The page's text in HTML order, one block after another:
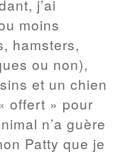
j’ai
moins
hamsters,
ou non),
et un chien
offert » pour
n’a guère
Patty que je